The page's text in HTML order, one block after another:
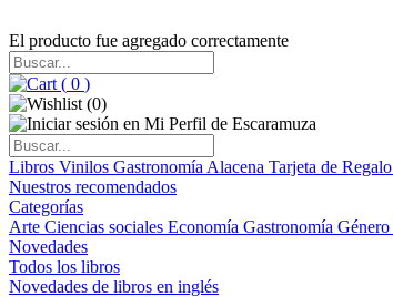
El producto fue agregado correctamente
( 0 )
(0)
Libros Vinilos Gastronomía Alacena Tarjeta de Regalo
Nuestros recomendados
Categorías
Arte Ciencias sociales Economía Gastronomía Género
Novedades
Todos los libros
Novedades de libros en inglés